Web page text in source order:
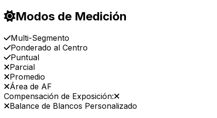
Modos de Medición
Multi-Segmento
Ponderado al Centro
Puntual
Parcial
Promedio
Área de AF
Compensación de Exposición:
Balance de Blancos Personalizado